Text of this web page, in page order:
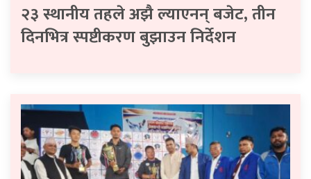
२३ स्थानीय तहले अझै ल्याएनन् बजेट, तीन
दिनभित्र स्पष्टीकरण बुझाउन निर्देशन